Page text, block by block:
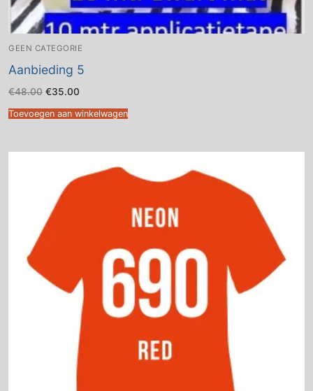
GEEN CATEGORIE
Aanbieding 5
€48.00 Oorspronkelijke
was:
€48.00.
€35.00
is:
€35.00.
Toevoegen aan winkelwagen